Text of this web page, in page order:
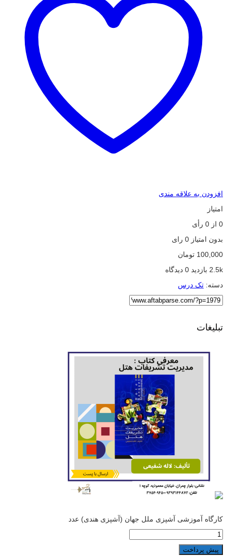
افزودن به علاقه مندی
امتیاز
0 از 0 رأی
بدون امتیاز 0 رای
100,000 تومان
2.5k بازدید
دسته: تک درس
تبلیغات
کارگاه آموزشی آشپزی ملل جهان (آشپزی هندی) عدد
پیش پرداخت